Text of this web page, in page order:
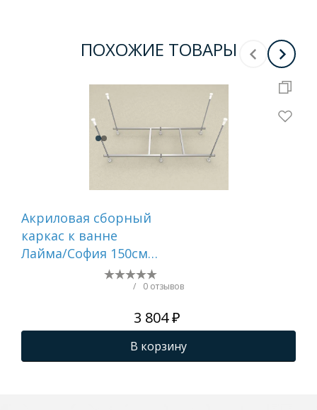
ПОХОЖИЕ ТОВАРЫ
Акриловая сборный
каркас к ванне
Лайма/София 150см
/ 0 отзывов
3 804 ₽
В корзину